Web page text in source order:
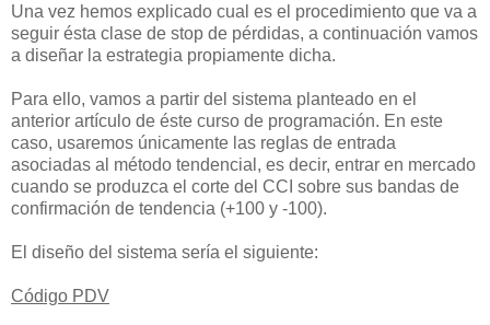
Una vez hemos explicado cual es el procedimiento que va a
seguir ésta clase de stop de pérdidas, a continuación vamos
a diseñar la estrategia propiamente dicha.
Para ello, vamos a partir del sistema planteado en el
anterior artículo de éste curso de programación. En este
caso, usaremos únicamente las reglas de entrada
asociadas al método tendencial, es decir, entrar en mercado
cuando se produzca el corte del CCI sobre sus bandas de
confirmación de tendencia (+100 y -100).
El diseño del sistema sería el siguiente:
Código PDV